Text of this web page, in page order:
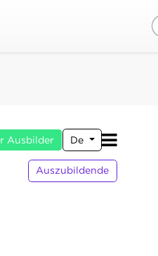
Ausbilder De
Auszubildende